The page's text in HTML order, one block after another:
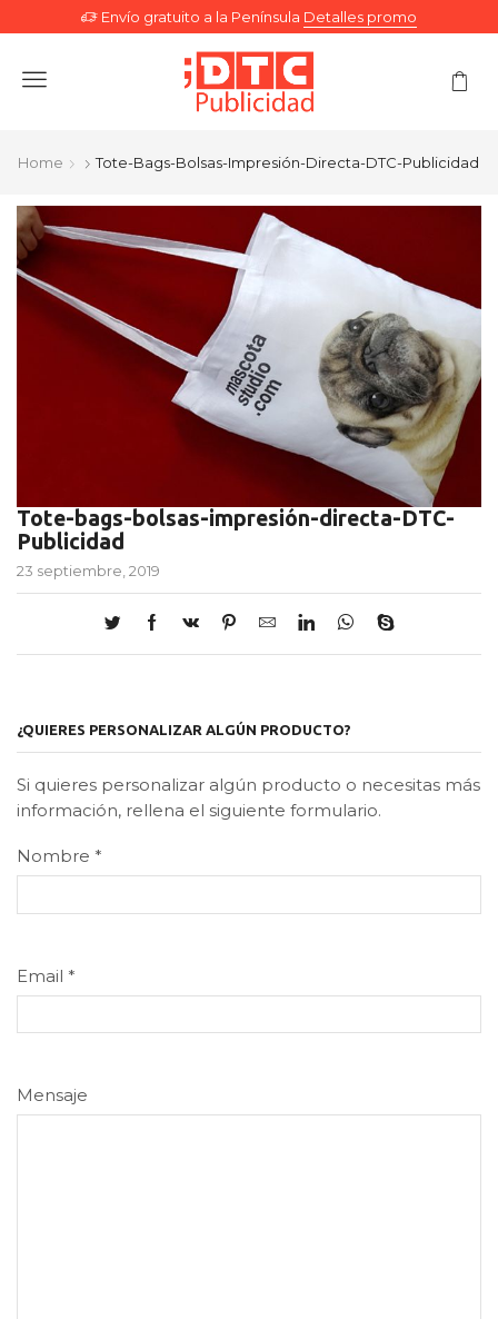
Envío gratuito a la Península Detalles promo
Menu
Home Tote-Bags-Bolsas-Impresión-Directa-DTC-Publicidad
Tote-bags-bolsas-impresión-directa-DTC-
Publicidad
23 septiembre, 2019
¿QUIERES PERSONALIZAR ALGÚN PRODUCTO?
Si quieres personalizar algún producto o necesitas más
información, rellena el siguiente formulario.
Nombre *
Email *
Mensaje